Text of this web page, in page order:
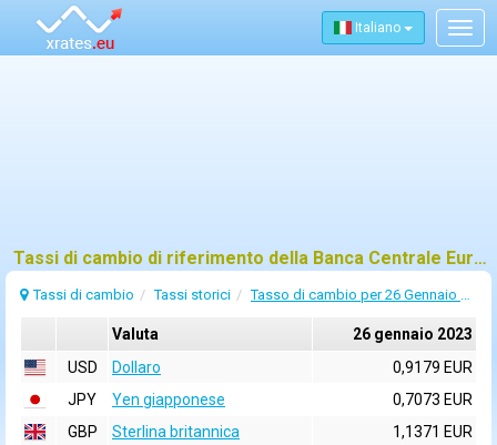
Italiano
Tassi di cambio di riferimento della Banca Centrale Europea (BCE) per 26 gennaio 2023
Tassi di cambio Tassi storici Tasso di cambio per 26 Gennaio 2023
Valuta
26 gennaio 2023
USD
Dollaro
0,9179 EUR
JPY
Yen giapponese
0,7073 EUR
GBP
Sterlina britannica
1,1371 EUR